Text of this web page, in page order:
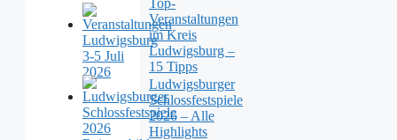
Top-
Veranstaltungen
im Kreis
Ludwigsburg –
15 Tipps
Ludwigsburger
Schlossfestspiele
2026 – Alle
Highlights